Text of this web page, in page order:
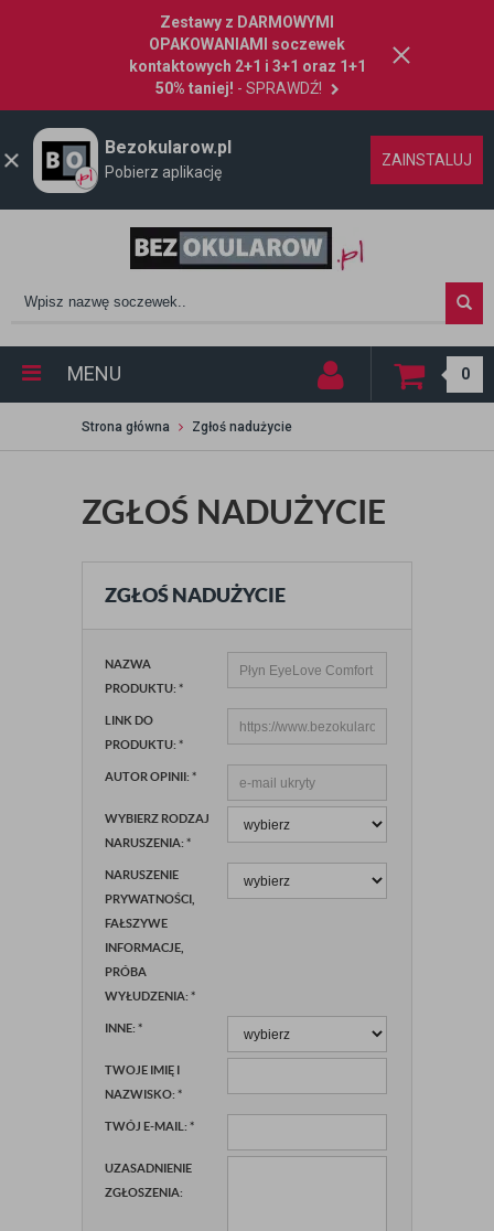
Zestawy z DARMOWYMI
OPAKOWANIAMI soczewek
kontaktowych 2+1 i 3+1 oraz 1+1
50% taniej! - SPRAWDŹ!
Bezokularow.pl
Pobierz aplikację
ZAINSTALUJ
MENU 0
Strona główna Zgłoś nadużycie
ZGŁOŚ NADUŻYCIE
ZGŁOŚ NADUŻYCIE
NAZWA
PRODUKTU: *
LINK DO
PRODUKTU: *
AUTOR OPINII: *
WYBIERZ RODZAJ
NARUSZENIA: *
NARUSZENIE
PRYWATNOŚCI,
FAŁSZYWE
INFORMACJE,
PRÓBA
WYŁUDZENIA: *
INNE: *
TWOJE IMIĘ I
NAZWISKO: *
TWÓJ E-MAIL: *
UZASADNIENIE
ZGŁOSZENIA: